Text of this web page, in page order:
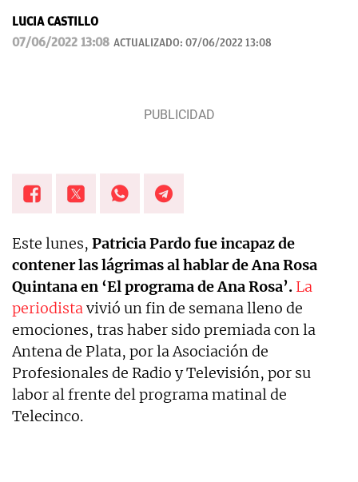
LUCIA CASTILLO
07/06/2022 13:08 ACTUALIZADO: 07/06/2022 13:08
Este lunes, Patricia Pardo fue incapaz de
contener las lágrimas al hablar de Ana Rosa
Quintana en ‘El programa de Ana Rosa’. La
periodistavivió un fin de semana lleno de
emociones, tras haber sido premiada con la
Antena de Plata, por la Asociación de
Profesionales de Radio y Televisión, por su
labor al frente del programa matinal de
Telecinco.